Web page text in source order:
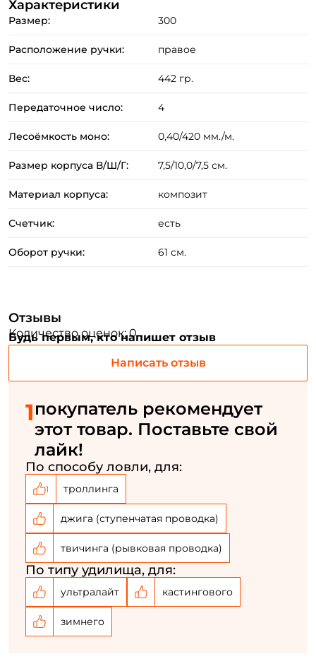
Характеристики
Размер: 300
Расположение ручки: правое
Вес: 442 гр.
Передаточное число: 4
Лесоёмкость моно: 0,40/420 мм./м.
Размер корпуса В/Ш/Г: 7,5/10,0/7,5 см.
Материал корпуса: композит
Счетчик: есть
Оборот ручки: 61 см.
Отзывы
Количество оценок: 0
Будь первым, кто напишет отзыв
Написать отзыв
1покупатель рекомендует
этот товар. Поставьте свой
лайк!
По способу ловли, для:
1 троллинга
джига (ступенчатая проводка)
твичинга (рывковая проводка)
По типу удилища, для:
ультралайт кастингового
зимнего
Создать аккаунт
ФИО: *
Придумайте пароль: *
Повторите пароль: *
персональных данных
Создать аккаунт